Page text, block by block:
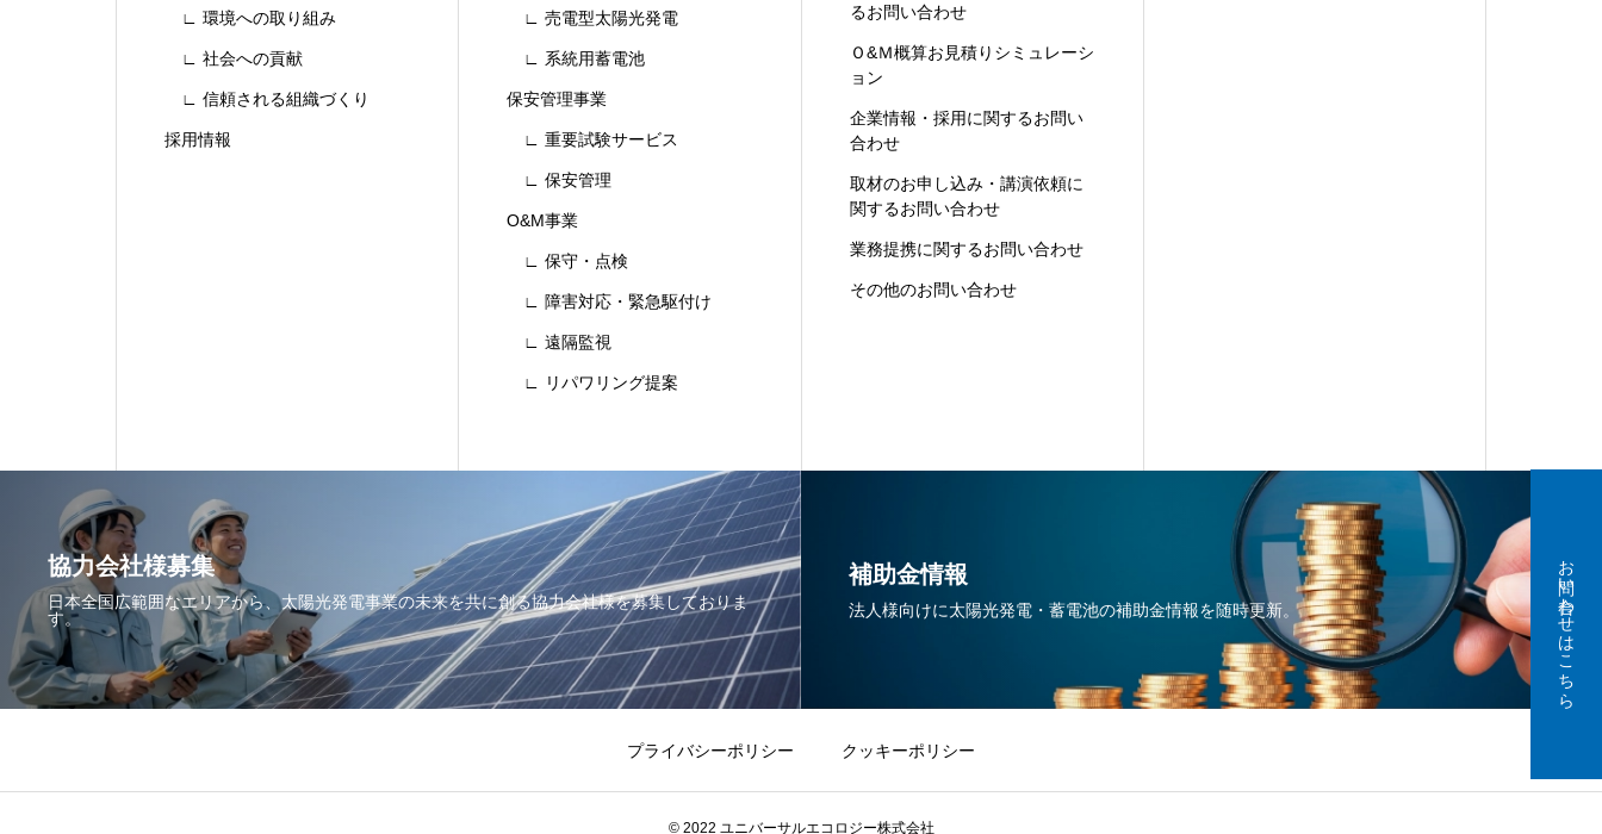
∟ 環境への取り組み
∟ 社会への貢献
∟ 信頼される組織づくり
採用情報
∟ 売電型太陽光発電
∟ 系統用蓄電池
保安管理事業
∟ 重要試験サービス
∟ 保安管理
O&M事業
∟ 保守・点検
∟ 障害対応・緊急駆付け
∟ 遠隔監視
∟ リパワリング提案
るお問い合わせ
Ｏ&Ｍ概算お見積りシミュレーシ
ョン
企業情報・採用に関するお問い
合わせ
取材のお申し込み・講演依頼に
関するお問い合わせ
業務提携に関するお問い合わせ
その他のお問い合わせ
協力会社様募集
日本全国広範囲なエリアから、太陽光発電事業の未来を共に創る協力会社様を募集しておりま
す。
補助金情報
法人様向けに太陽光発電・蓄電池の補助金情報を随時更新。
プライバシーポリシー クッキーポリシー
© 2022 ユニバーサルエコロジー株式会社
お問い合わせはこちら